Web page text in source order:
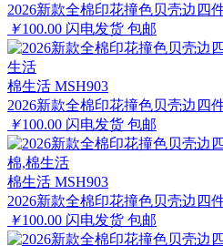
2026新款全棉印花撞色贝壳边四
￥100.00 闪电发货 包邮
棉生活 MSH903
2026新款全棉印花撞色贝壳边四
￥100.00 闪电发货 包邮
棉生活 MSH903
2026新款全棉印花撞色贝壳边四
￥100.00 闪电发货 包邮